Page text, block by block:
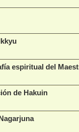
espiritual del
de Hakuin